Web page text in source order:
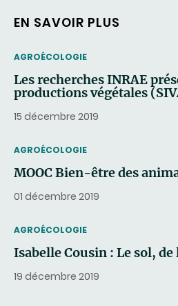
EN SAVOIR PLUS
THEMATIC
AGROÉCOLOGIE
Les recherches INRAE
productions végétales
15 décembre 2019
THEMATIC
AGROÉCOLOGIE
MOOC Bien-être des
01 décembre 2019
THEMATIC
AGROÉCOLOGIE
Isabelle Cousin : Le sol,
19 décembre 2019